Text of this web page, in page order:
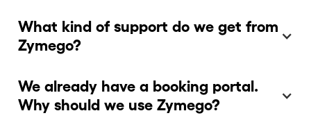
What kind of support do we get from
Zymego?
We already have a booking portal.
Why should we use Zymego?